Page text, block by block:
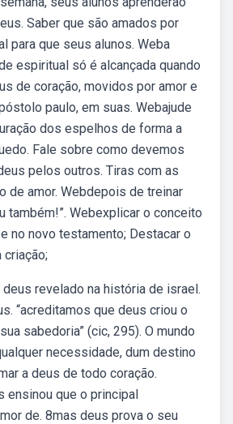
Saber que são amados por
para que seus alunos. Weba
espiritual só é alcançada quando
de coração, movidos por amor e
paulo, em suas. Webajude
dos espelhos de forma a
Fale sobre como devemos
pelos outros. Tiras com as
de amor. Webdepois de treinar
também!”. Webexplicar o conceito
no novo testamento; Destacar o
criação;
revelado na história de israel.
“acreditamos que deus criou o
sabedoria” (cic, 295). O mundo
necessidade, dum destino
a deus de todo coração.
ensinou que o principal
de. 8mas deus prova o seu